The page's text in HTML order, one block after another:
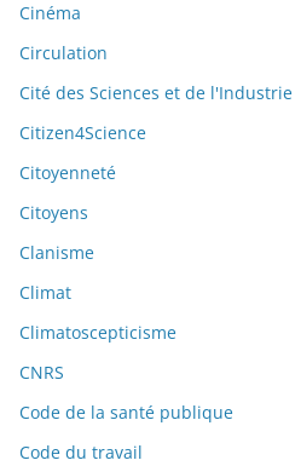
Cinéma
Circulation
Cité des Sciences et de l'Industrie
Citizen4Science
Citoyenneté
Citoyens
Clanisme
Climat
Climatoscepticisme
CNRS
Code de la santé publique
Code du travail